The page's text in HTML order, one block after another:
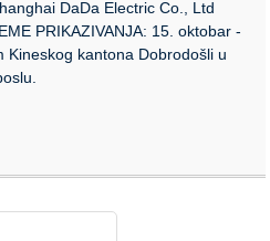
DaDa Electric Co., Ltd
PRIKAZIVANJA: 15. oktobar -
Kineskog kantona Dobrodošli u